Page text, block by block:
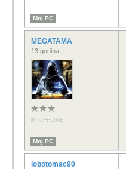
Moj PC
MEGATAMA
13 godina
OFFLINE
Moj PC
lobotomac90